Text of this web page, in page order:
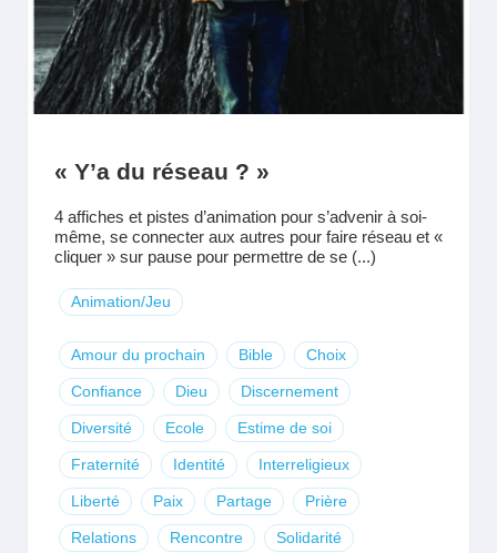
« Y’a du réseau ? »
4 affiches et pistes d’animation pour s’advenir à soi-
même, se connecter aux autres pour faire réseau et «
cliquer » sur pause pour permettre de se (...)
Animation/Jeu
Amour du prochain Bible Choix
Confiance Dieu Discernement
Diversité Ecole Estime de soi
Fraternité Identité Interreligieux
Liberté Paix Partage Prière
Relations Rencontre Solidarité